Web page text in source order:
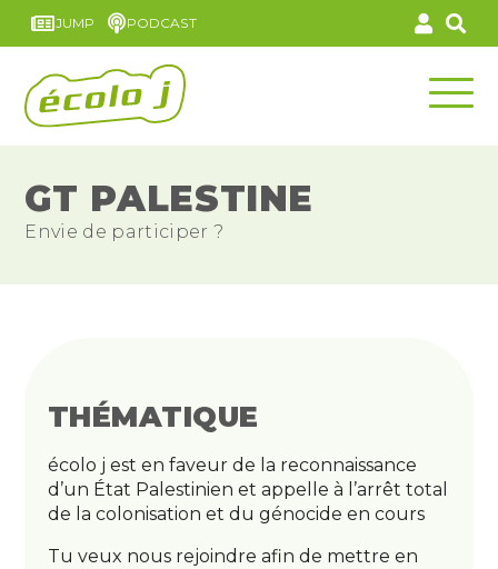
JUMP PODCAST
GT PALESTINE
Envie de participer ?
THÉMATIQUE
écolo j est en faveur de la reconnaissance
d’un État Palestinien et appelle à l’arrêt total
de la colonisation et du génocide en cours
Tu veux nous rejoindre afin de mettre en